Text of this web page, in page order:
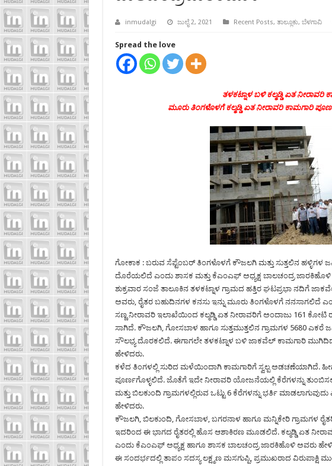
inmudalgi ಜುಲೈ 2, 2021 Recent Posts, ತಾಲ್ಲೂಕು, ಬೆಳಗಾವಿ
Spread the love
ತಳಕಟ್ನಾಳ ಬಳಿ ಕಲ್ಮಡ್ಡಿ ಏತ ನೀರಾವರಿ
ಮೂರು ತಿಂಗಳೊಳಗೆ ಕಲ್ಮಡ್ಡಿ ಏತ ನೀರಾವರಿ ಕಾಮಗಾರಿ
ಗೋಕಾಕ : ಬರುವ ಸೆಪ್ಟೆಂಬರ್ ತಿಂಗಳೊಳಗೆ ಕೌಜಲಗಿ ಮತ್ತು ಸುತ್ತಲಿನ ಹಳ್ಳಿಗಳ
ದೊರೆಯಲಿದೆ ಎಂದು ಶಾಸಕ ಮತ್ತು ಕೆಎಂಎಫ್ ಅಧ್ಯಕ್ಷ ಬಾಲಚಂದ್ರ ಜಾರಕಿಹೊಳಿ
ಶುಕ್ರವಾರ ಸಂಜೆ ತಾಲೂಕಿನ ತಳಕಟ್ನಾಳ ಗ್ರಾಮದ ಹತ್ತಿರ ಘಟಪ್ರಭಾ ನದಿಗೆ
ಅವರು, ರೈತರ ಬಹುದಿನಗಳ ಕನಸು ಇನ್ನು ಮೂರು ತಿಂಗಳೊಳಗೆ ನನಸಾಗಲಿದೆ
ಸಣ್ಣ ನೀರಾವರಿ ಇಲಾಖೆಯಿಂದ ಕಲ್ಮಡ್ಡಿ ಏತ ನೀರಾವರಿಗೆ ಅಂದಾಜು 161
ಸಾಗಿದೆ. ಕೌಜಲಗಿ, ಗೋಸಬಾಳ ಹಾಗೂ ಸುತ್ತಮುತ್ತಲಿನ ಗ್ರಾಮಗಳ 5680 ಎಕರೆ
ಸೌಲಭ್ಯ ದೊರಕಲಿದೆ. ಈಗಾಗಲೇ ತಳಕಟ್ನಾಳ ಬಳಿ ಜಾಕವೆಲ್ ಕಾಮಗಾರಿ
ಹೇಳಿದರು.
ಕಳೆದ ತಿಂಗಳಲ್ಲಿ ಸುರಿದ ಮಳೆಯಿಂದಾಗಿ ಕಾಮಗಾರಿಗೆ ಸ್ವಲ್ಪ ಅಡಚಣೆಯಾಗಿದೆ.
ಪೂರ್ಣಗೊಳ್ಳಲಿದೆ. ಜೊತೆಗೆ ಇದೇ ನೀರಾವರಿ ಯೋಜನೆಯಲ್ಲಿ ಕೆರೆಗಳನ್ನು
ಮತ್ತು ಬಿಲಕುಂದಿ ಗ್ರಾಮಗಳಲ್ಲಿರುವ ಒಟ್ಟು 6 ಕೆರೆಗಳನ್ನು ಭರ್ತಿ
ಹೇಳಿದರು.
ಕೌಜಲಗಿ, ಬಿಲಕುಂದಿ, ಗೋಸಬಾಳ, ಬಗರನಾಳ ಹಾಗೂ ಮನ್ನಿಕೇರಿ ಗ್ರಾಮಗಳ
ಇದರಿಂದ ಈ ಭಾಗದ ರೈತರಲ್ಲಿ ಹೊಸ ಆಶಾಕಿರಣ ಮೂಡಲಿದೆ. ಕಲ್ಮಡ್ಡಿ ಏತ
ಎಂದು ಕೆಎಂಎಫ್ ಅಧ್ಯಕ್ಷ ಹಾಗೂ ಶಾಸಕ ಬಾಲಚಂದ್ರ ಜಾರಕಿಹೊಳಿ ಅವರು
ಈ ಸಂದರ್ಭದಲ್ಲಿ ತಾಪಂ ಸದಸ್ಯ ಲಕ್ಷ್ಮಣ ಮಸಗುಪ್ಪಿ, ಪ್ರಮುಖರಾದ ವಿರುಪಾಕ್ಷಿ